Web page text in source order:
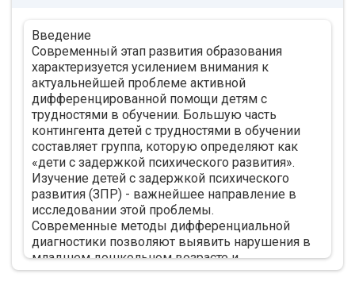
детей с ЗПР в реальном процессе
педагогической деятельности 22
2.1. Игры и упражнения, направленные на
развитие внимания 22
2.2. Игры и упражнения на совершенствование
восприятия пространства 23
2.3. Игры и упражнения на совершенствование
восприятия времени 25
2.4. Игры и упражнения на совершенствование
восприятия цвета 26
2.5. Игры и упражнения на развитие мышления
и речи 27
2.6. Игры и упражнения на развитие памяти 29
Заключение 32
Список использованных источников 34
Введение
Современный этап развития образования
характеризуется усилением внимания к
актуальнейшей проблеме активной
дифференцированной помощи детям с
трудностями в обучении. Большую часть
контингента детей с трудностями в обучении
составляет группа, которую определяют как
«дети с задержкой психического развития».
Изучение детей с задержкой психического
развития (ЗПР) - важнейшее направление в
исследовании этой проблемы.
Современные методы дифференциальной
диагностики позволяют выявить нарушения в
младшем дошкольном возрасте и
своевременно обеспечить ребенку